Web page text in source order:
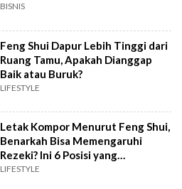
BISNIS
Feng Shui Dapur Lebih Tinggi dari
Ruang Tamu, Apakah Dianggap
Baik atau Buruk?
LIFESTYLE
Letak Kompor Menurut Feng Shui,
Benarkah Bisa Memengaruhi
Rezeki? Ini 6 Posisi yang
Dianjurkan
LIFESTYLE